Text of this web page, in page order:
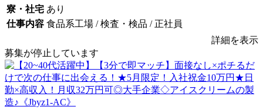
寮・社宅 あり
仕事内容 食品系工場 / 検査・検品 / 正社員
詳細を表示
募集が停止しています